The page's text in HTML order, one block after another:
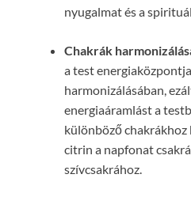
nyugalmat és a
Chakrák
a test
harmonizálásában,
energiaáramlást a
különböző chakrákhoz
citrin a napfonat
szívcsakrához.